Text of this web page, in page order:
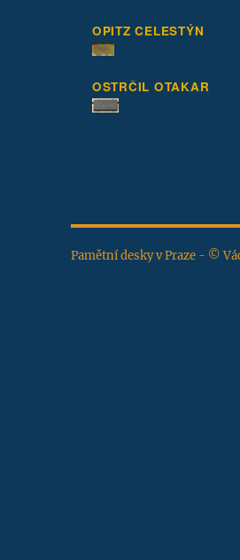
OPITZ CELESTÝN
OSTRČIL OTAKAR
Pamětní desky v Praze - ©